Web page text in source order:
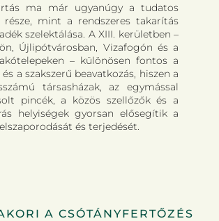
ma már ugyanúgy a tudatos
része, mint a rendszeres takarítás
szelektálása. A XIII. kerületben –
Újlipótvárosban, Vizafogón és a
– különösen fontos a
a szakszerű beavatkozás, hiszen a
társasházak, az egymással
pincék, a közös szellőzők és a
helyiségek gyorsan elősegítik a
és terjedését.
A CSÓTÁNYFERTŐZÉS